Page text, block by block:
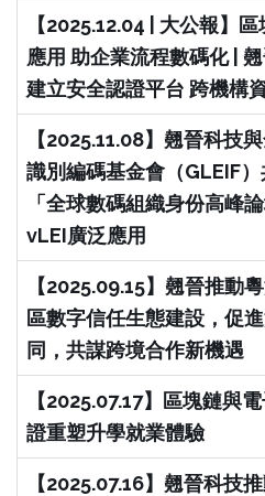
【2025.12.04 | 大公報】
應用 助企業流程數碼化 | 翹
建立安全認證平台 跨機構
【2025.11.08】翹晉科技
識別編碼基金會（GLEIF
「全球數碼組織身份高峰
vLEI廣泛應用
【2025.09.15】翹晉推動
區數字信任生態建設，促
同，共謀跨境合作新機遇
【2025.07.17】區塊鏈與
證重塑升學就業體驗
【2025.07.16】翹晉科技